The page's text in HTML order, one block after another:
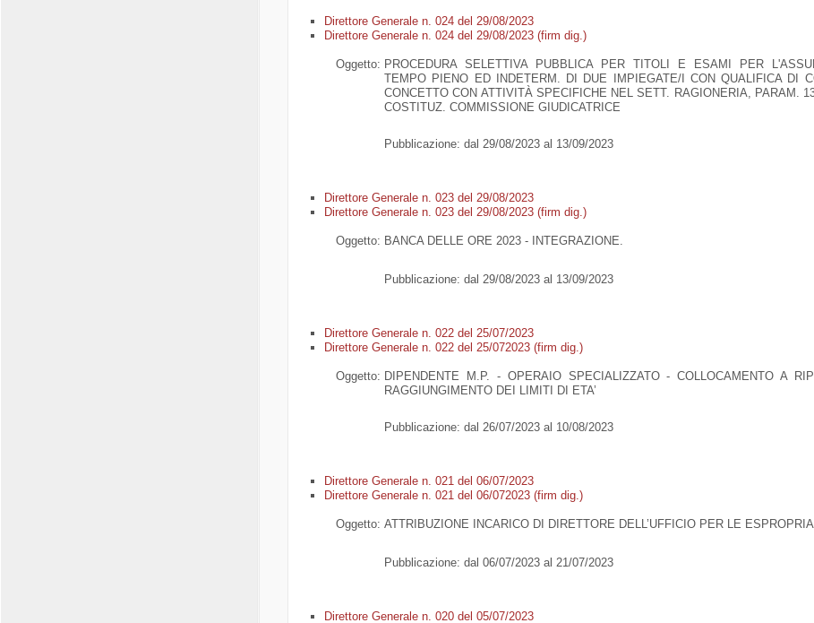
Direttore Generale n. 024 del 29/08/2023
Direttore Generale n. 024 del 29/08/2023 (firm dig.)
Oggetto: PROCEDURA SELETTIVA PUBBLICA PER TITOLI E ESAMI PER
TEMPO PIENO ED INDETERM. DI DUE IMPIEGATE/I CON QUALIFICA DI
CONCETTO CON ATTIVITÀ SPECIFICHE NEL SETT. RAGIONERIA, PARAM.
COSTITUZ. COMMISSIONE GIUDICATRICE
Pubblicazione: dal 29/08/2023 al 13/09/2023
Direttore Generale n. 023 del 29/08/2023
Direttore Generale n. 023 del 29/08/2023 (firm dig.)
Oggetto: BANCA DELLE ORE 2023 - INTEGRAZIONE.
Pubblicazione: dal 29/08/2023 al 13/09/2023
Direttore Generale n. 022 del 25/07/2023
Direttore Generale n. 022 del 25/072023 (firm dig.)
Oggetto: DIPENDENTE M.P. - OPERAIO SPECIALIZZATO - COLLOCAMENTO A
RAGGIUNGIMENTO DEI LIMITI DI ETA’
Pubblicazione: dal 26/07/2023 al 10/08/2023
Direttore Generale n. 021 del 06/07/2023
Direttore Generale n. 021 del 06/072023 (firm dig.)
Oggetto: ATTRIBUZIONE INCARICO DI DIRETTORE DELL’UFFICIO PER LE
Pubblicazione: dal 06/07/2023 al 21/07/2023
Direttore Generale n. 020 del 05/07/2023